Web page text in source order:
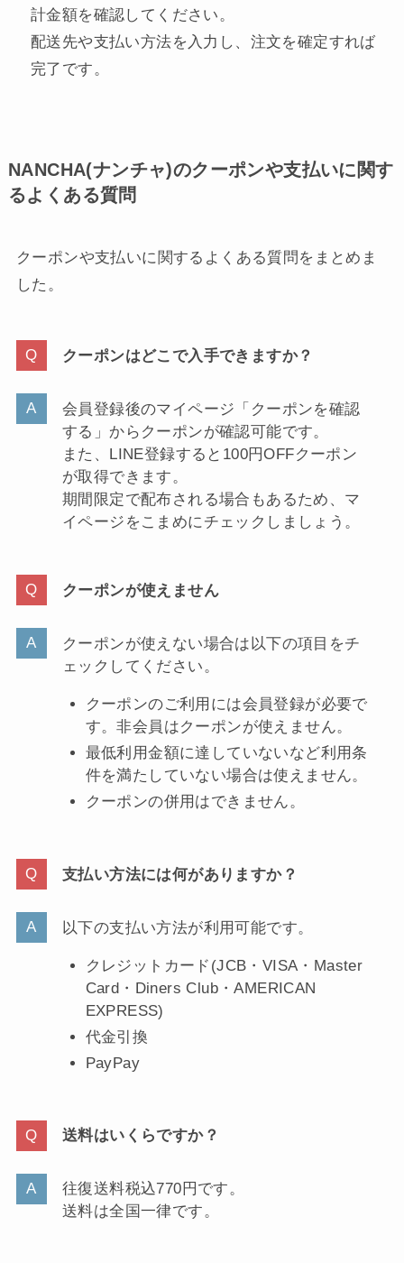
計金額を確認してください。
配送先や支払い方法を入力し、注文を確定すれば
完了です。
NANCHA(ナンチャ)のクーポンや支払いに関す
るよくある質問
クーポンや支払いに関するよくある質問をまとめま
した。
クーポンはどこで入手できますか？
会員登録後のマイページ「クーポンを確認
する」からクーポンが確認可能です。
また、LINE登録すると100円OFFクーポン
が取得できます。
期間限定で配布される場合もあるため、マ
イページをこまめにチェックしましょう。
クーポンが使えません
クーポンが使えない場合は以下の項目をチ
ェックしてください。
クーポンのご利用には会員登録が必要で
す。非会員はクーポンが使えません。
最低利用金額に達していないなど利用条
件を満たしていない場合は使えません。
クーポンの併用はできません。
支払い方法には何がありますか？
以下の支払い方法が利用可能です。
クレジットカード(JCB・VISA・Master
Card・Diners Club・AMERICAN
EXPRESS)
代金引換
PayPay
送料はいくらですか？
往復送料税込770円です。
送料は全国一律です。